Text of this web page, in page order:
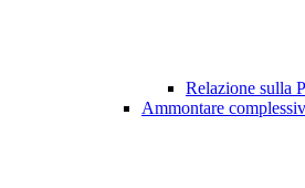
Relazione sulla
Ammontare